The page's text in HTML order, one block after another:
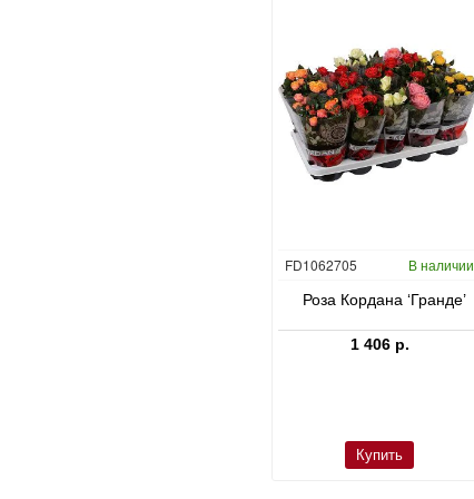
FD1062705 В наличии
Роза Кордана ‘Гранде’
1 406 р.
Купить